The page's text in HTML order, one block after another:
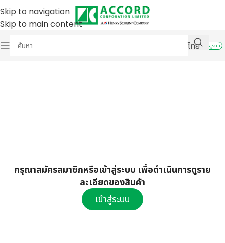
Skip to navigation
Skip to main content
ไทย
เข้าสู่ระบบ
กรุณาสมัครสมาชิกหรือเข้าสู่ระบบ เพื่อดำเนินการดูราย
ละเอียดของสินค้า
เข้าสู่ระบบ